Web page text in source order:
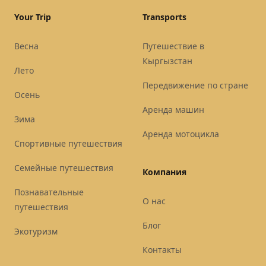
Your Trip
Весна
Лето
Осень
Зима
Спортивные путешествия
Семейные путешествия
Познавательные
путешествия
Экотуризм
Transports
Путешествие в
Кыргызстан
Передвижение по стране
Аренда машин
Аренда мотоцикла
Компания
О нас
Блог
Контакты